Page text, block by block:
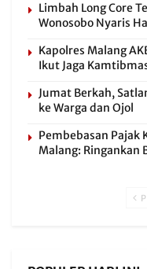
Limbah Long Core
Wonosobo Nyaris
Kapolres Malang
Ikut Jaga
Jumat Berkah,
ke Warga dan Ojol
Pembebasan Pajak
Malang: Ringankan